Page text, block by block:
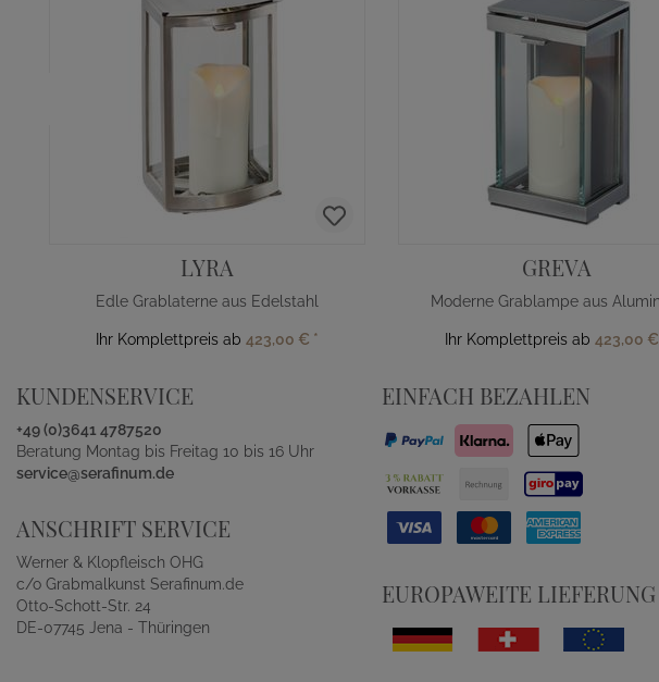
LYRA
Edle Grablaterne aus Edelstahl
Ihr Komplettpreis ab 423,00 € *
GREVA
Ihr Komplettpreis ab 423,00 €
KUNDENSERVICE
+49 (0)3641 4787520
Beratung Montag bis Freitag 10 bis 16 Uhr
service@serafinum.de
ANSCHRIFT SERVICE
Werner & Klopfleisch OHG
c/o Grabmalkunst Serafinum.de
Otto-Schott-Str. 24
DE-07745 Jena - Thüringen
EINFACH BEZAHLEN
EUROPAWEITE LIEFERUNG